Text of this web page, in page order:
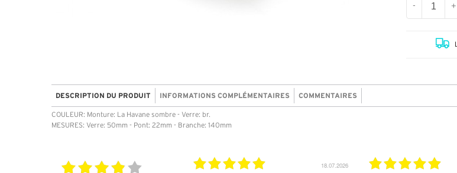
- +
DESCRIPTION DU PRODUIT INFORMATIONS COMPLÉMENTAIRES COMMENTAIRES
COULEUR: Monture: La Havane sombre - Verre: br.
MESURES: Verre: 50mm - Pont: 22mm - Branche: 140mm
06.07.2026 18.06.2026 15.06.2026